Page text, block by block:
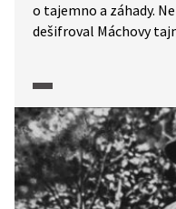
o tajemno a záhady.
dešifroval Máchovy